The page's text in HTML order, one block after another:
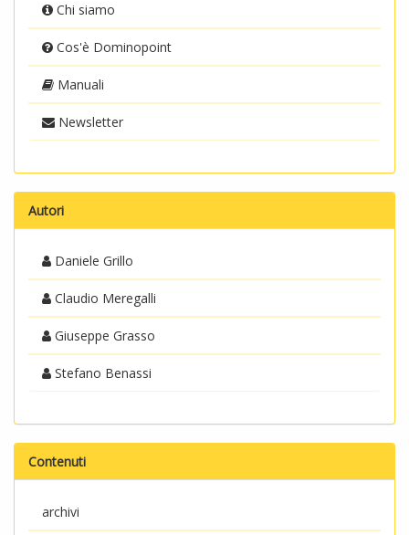
Chi siamo
Cos'è Dominopoint
Manuali
Newsletter
Autori
Daniele Grillo
Claudio Meregalli
Giuseppe Grasso
Stefano Benassi
Contenuti
archivi